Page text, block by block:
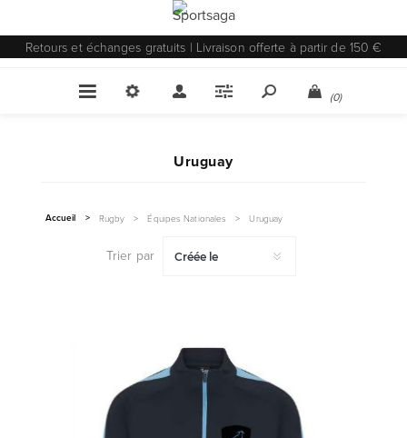
Retours et échanges gratuits | Livraison offerte à partir de 150 €
(0)
Accueil > Rugby > Équipes Nationales > Uruguay
Uruguay
Trier par